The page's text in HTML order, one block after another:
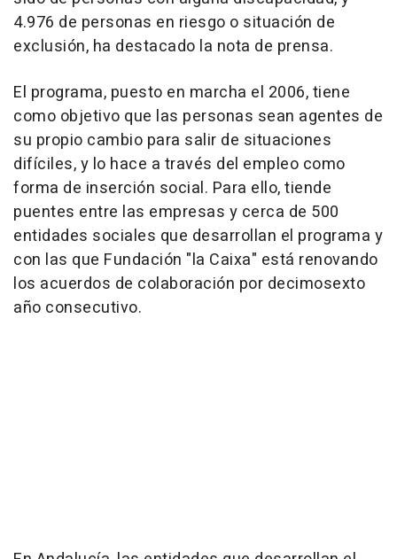
4.976 de personas en riesgo o situación de
exclusión, ha destacado la nota de prensa.
El programa, puesto en marcha el 2006, tiene
como objetivo que las personas sean agentes de
su propio cambio para salir de situaciones
difíciles, y lo hace a través del empleo como
forma de inserción social. Para ello, tiende
puentes entre las empresas y cerca de 500
entidades sociales que desarrollan el programa y
con las que Fundación "la Caixa" está renovando
los acuerdos de colaboración por decimosexto
año consecutivo.